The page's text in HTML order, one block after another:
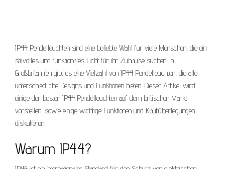
IP44 Pendelleuchten sind eine beliebte Wahl für viele Menschen, die ein
stilvolles und funktionales Licht für ihr Zuhause suchen. In
Großbritannien gibt es eine Vielzahl von IP44 Pendelleuchten, die alle
unterschiedliche Designs und Funktionen bieten. Dieser Artikel wird
einige der besten IP44 Pendelleuchten auf dem britischen Markt
vorstellen, sowie einige wichtige Funktionen und Kaufüberlegungen
diskutieren.
Warum IP44?